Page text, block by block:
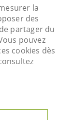
- 95800
72 00
la
des
partager du
pouvez
cookies dès